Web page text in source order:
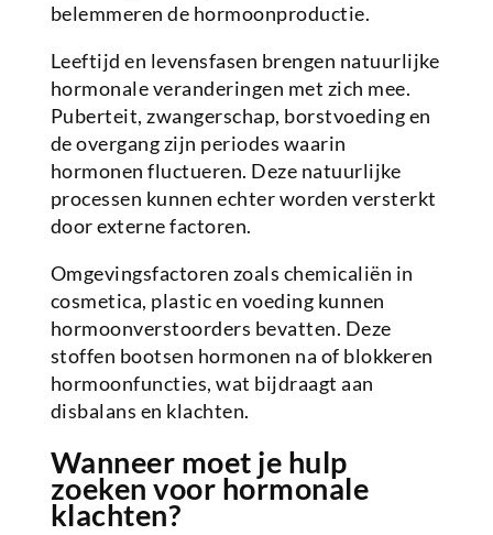
belemmeren de hormoonproductie.
Leeftijd en levensfasen brengen natuurlijke
hormonale veranderingen met zich mee.
Puberteit, zwangerschap, borstvoeding en
de overgang zijn periodes waarin
hormonen fluctueren. Deze natuurlijke
processen kunnen echter worden versterkt
door externe factoren.
Omgevingsfactoren zoals chemicaliën in
cosmetica, plastic en voeding kunnen
hormoonverstoorders bevatten. Deze
stoffen bootsen hormonen na of blokkeren
hormoonfuncties, wat bijdraagt aan
disbalans en klachten.
Wanneer moet je hulp
zoeken voor hormonale
klachten?